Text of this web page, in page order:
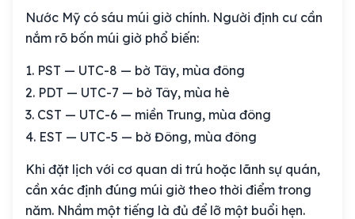
Nước Mỹ có sáu múi giờ chính. Người định cư cần
nắm rõ bốn múi giờ phổ biến:
PST — UTC-8 — bờ Tây, mùa đông
PDT — UTC-7 — bờ Tây, mùa hè
CST — UTC-6 — miền Trung, mùa đông
EST — UTC-5 — bờ Đông, mùa đông
Khi đặt lịch với cơ quan di trú hoặc lãnh sự quán,
cần xác định đúng múi giờ theo thời điểm trong
năm. Nhầm một tiếng là đủ để lỡ một buổi hẹn.